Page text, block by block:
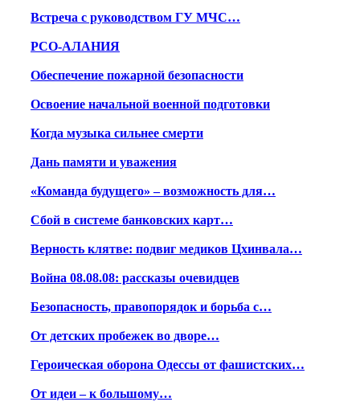
Встреча с руководством ГУ МЧС…
РСО-АЛАНИЯ
Обеспечение пожарной безопасности
Освоение начальной военной подготовки
Когда музыка сильнее смерти
Дань памяти и уважения
«Команда будущего» – возможность для…
Сбой в системе банковских карт…
Верность клятве: подвиг медиков Цхинвала…
Война 08.08.08: рассказы очевидцев
Безопасность, правопорядок и борьба с…
От детских пробежек во дворе…
Героическая оборона Одессы от фашистских…
От идеи – к большому…